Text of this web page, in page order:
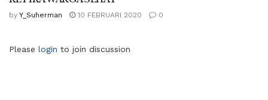
by Y_Suherman 10 FEBRUARI 2020 0
Please login to join discussion